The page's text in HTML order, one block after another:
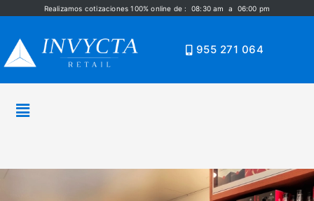
Realizamos cotizaciones 100% online de : 08:30 am a 06:00 pm
955 271 064